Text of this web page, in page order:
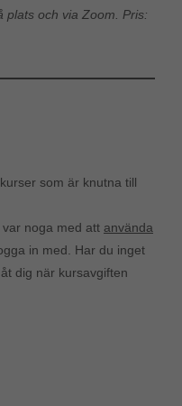
plats och via Zoom. Pris:
som är knutna till
noga med att använda
in med. Har du inget
dig när kursavgiften